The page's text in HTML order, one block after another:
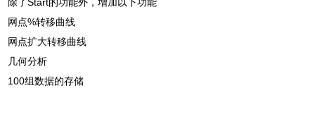
网点%转移曲线
网点扩大转移曲线
几何分析
100组数据的存储